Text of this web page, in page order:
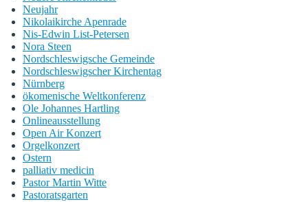
Neujahr
Nikolaikirche Apenrade
Nis-Edwin List-Petersen
Nora Steen
Nordschleswigsche Gemeinde
Nordschleswigscher Kirchentag
Nürnberg
ökomenische Weltkonferenz
Ole Johannes Hartling
Onlineausstellung
Open Air Konzert
Orgelkonzert
Ostern
palliativ medicin
Pastor Martin Witte
Pastoratsgarten